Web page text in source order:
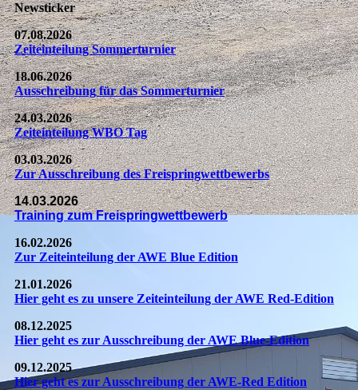
Newsticker
07.08.2026
Zeiteinteilung Sommerturnier
18.06.2026
Ausschreibung für das Sommerturnier
24.03.2026
Zeiteinteilung WBO Tag
03.03.2026
Zur Ausschreibung des Freispringwettbewerbs
14.03.2026
Training zum Freispringwettbewerb
16.02.2026
Zur Zeiteinteilung der AWE Blue Edition
21.01.2026
Hier geht es zu unsere Zeiteinteilung der AWE Red-Edition
08.12.2025
Hier geht es zur Ausschreibung der AWE Blue-Edition
09.12.2025
Hier geht es zur Ausschreibung der AWE-Red Edition